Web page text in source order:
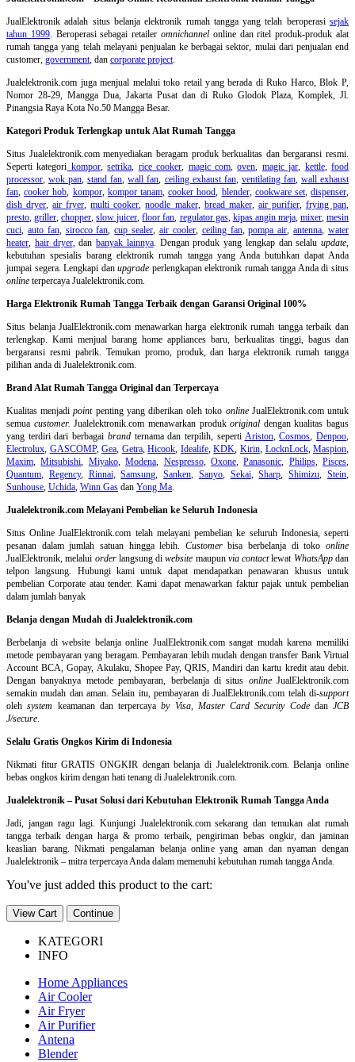
JualElektronik adalah situs belanja elektronik rumah tanggayang telah beroperasisejak
tahun 1999. Beroperasi sebagai retaileromnichannel online dan ritel produk-produk alat
rumah tangga yang telah melayani penjualan ke berbagai sektor, mulai dari penjualan end
customer, government, dan corporate project.
Jualelektronik.com juga menjual melalui toko retail yang berada di Ruko Harco, Blok P,
Nomor 28-29, Mangga Dua, Jakarta Pusat dan di Ruko Glodok Plaza, Komplek, Jl.
Pinangsia Raya Kota No.50 Mangga Besar.
Kategori Produk Terlengkap untuk Alat Rumah Tangga
Situs Jualelektronik.com menyediakan beragam produk berkualitas dan bergaransi resmi.
Seperti kategori kompor,setrika, rice cooker, magic com,oven, magic jar, kettle,food
processor,wok pan,stand fan,wall fan, ceiling exhaust fan, ventilating fan, wall exhaust
fan,cooker hob, kompor, kompor tanam,cooker hood, blender, cookware set,dispenser,
dish dryer,air fryer,multi cooker,noodle maker, bread maker, air purifier, frying pan,
presto,griller,chopper,slow juicer,floor fan, regulator gas, kipas angin meja, mixer,mesin
cuci, auto fan, sirocco fan,cup sealer,air cooler, ceiling fan,pompa air,antenna,water
heater, hair dryer, dan banyak lainnya. Dengan produk yang lengkap dan selalu update,
kebutuhan spesialis barang elektronik rumah tangga yang Anda butuhkan dapat Anda
jumpai segera. Lengkapi danupgrade perlengkapan elektronik rumah tangga Anda di situs
online terpercaya Jualelektronik.com.
Harga Elektronik Rumah Tangga Terbaik dengan Garansi Original 100%
Situs belanjaJualElektronik.com menawarkan harga elektronik rumah tangga terbaik dan
terlengkap. Kami menjual barang home appliances baru, berkualitas tinggi, bagus dan
bergaransi resmi pabrik. Temukan promo, produk, dan harga elektronik rumah tangga
pilihan anda di Jualelektronik.com.
Brand Alat Rumah Tangga Original dan Terpercaya
Kualitas menjadipointpenting yang diberikan oleh toko onlineJualElektronik.com untuk
semua customer. Jualelektronik.com menawarkan produkoriginal dengan kualitas bagus
yang terdiri dari berbagai brandternama dan terpilih, seperti Ariston,Cosmos,Denpoo,
Electrolux, GASCOMP,Gea, Getra,Hicook, Idealife,KDK, Kirin, LocknLock,Maspion,
Maxim,Mitsubishi, Miyako,Modena, Nespresso, Oxone,Panasonic, Philips, Pisces,
Quantum, Regency, Rinnai,Samsung,Sanken, Sanyo, Sekai,Sharp,Shimizu,Stein,
Sunhouse, Uchida, Winn Gas dan Yong Ma.
Jualelektronik.com Melayani Pembelian ke Seluruh Indonesia
Situs Online JualElektronik.com telah melayani pembelian ke seluruh Indonesia, seperti
pesanan dalam jumlah satuan hingga lebih. Customerbisa berbelanja di tokoonline
JualElektronik, melalui orderlangsung diwebsite maupun via contactlewat WhatsAppdan
telpon langsung. Hubungi kami untuk dapat mendapatkan penawaran khusus untuk
pembelian Corporate atau tender. Kami dapat menawarkan faktur pajak untuk pembelian
dalam jumlah banyak
Belanja dengan Mudah di Jualelektronik.com
Berbelanja diwebsite belanja online JualElektronik.com sangat mudah karena memiliki
metode pembayaran yang beragam. Pembayaran lebih mudah dengan transfer Bank Virtual
Account BCA, Gopay, Akulaku, Shopee Pay, QRIS, Mandiri dan kartu kredit atau debit.
Dengan banyaknya metode pembayaran, berbelanja di situs onlineJualElektronik.com
semakin mudah dan aman. Selain itu, pembayaran di JualElektronik.com telah di-support
olehsystem keamanan dan terpercayaby Visa, Master Card Security Codedan JCB
J/secure.
Selalu Gratis Ongkos Kirim di Indonesia
Nikmati fitur GRATIS ONGKIR dengan belanja di Jualelektronik.com. Belanja online
bebas ongkos kirim dengan hati tenang di Jualelektronik.com.
Jualelektronik – Pusat Solusi dari Kebutuhan Elektronik Rumah Tangga Anda
Jadi, jangan ragu lagi. Kunjungi Jualelektronik.com sekarang dan temukan alat rumah
tangga terbaik dengan harga & promo terbaik, pengiriman bebas ongkir, dan jaminan
keaslian barang. Nikmati pengalaman belanja online yang aman dan nyaman dengan
Jualelektronik – mitra terpercaya Anda dalam memenuhi kebutuhan rumah tangga Anda.
You've just added this product to the cart:
View Cart Continue
KATEGORI
INFO
Home Appliances
Air Cooler
Air Fryer
Air Purifier
Antena
Blender